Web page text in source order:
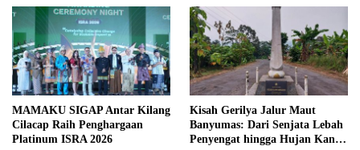
MAMAKU SIGAP Antar Kilang
Cilacap Raih Penghargaan
Platinum ISRA 2026
Kisah Gerilya Jalur Maut
Banyumas: Dari Senjata Lebah
Penyengat hingga Hujan Kanon